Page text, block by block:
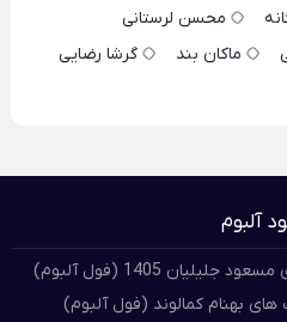
محسن لرستانی
ماکان بند
گرشا رضایی
آلبوم
1405 (فول آلبوم)
بهنام کمالوند (فول آلبوم)